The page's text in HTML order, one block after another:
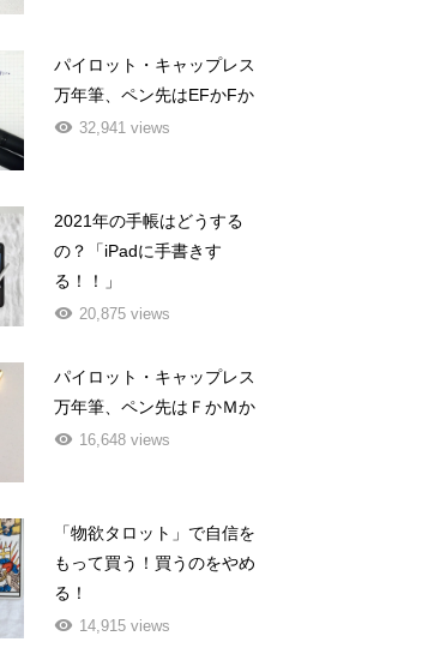
パイロット・キャップレス
万年筆、ペン先はEFかFか
32,941 views
2021年の手帳はどうする
の？「iPadに手書きす
る！！」
20,875 views
パイロット・キャップレス
万年筆、ペン先はＦかＭか
16,648 views
「物欲タロット」で自信を
もって買う！買うのをやめ
る！
14,915 views